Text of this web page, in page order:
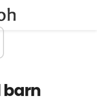
barn